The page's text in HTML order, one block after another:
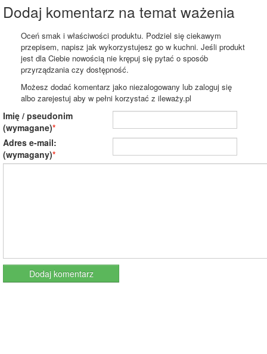
Dodaj komentarz na temat ważenia
Oceń smak i właściwości produktu. Podziel się ciekawym
przepisem, napisz jak wykorzystujesz go w kuchni. Jeśli produkt
jest dla Ciebie nowością nie krępuj się pytać o sposób
przyrządzania czy dostępność.
Możesz dodać komentarz jako niezalogowany lub zaloguj się
albo zarejestuj aby w pełni korzystać z ileważy.pl
Imię / pseudonim
(wymagane)
Adres e-mail:
(wymagany)